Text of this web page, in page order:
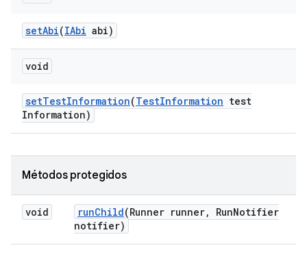
setAbi(IAbi abi)
void
setTestInformation(TestInformation test
Information)
Métodos protegidos
void runChild(Runner runner, RunNotifier
notifier)